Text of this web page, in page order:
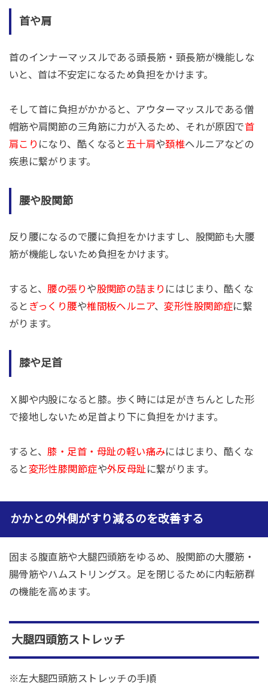
首や肩
首のインナーマッスルである頭長筋・頸長筋が機能しな
いと、首は不安定になるため負担をかけます。
そして首に負担がかかると、アウターマッスルである僧
帽筋や肩関節の三角筋に力が入るため、それが原因で首
肩こり になり、酷くなると 五十肩や頚椎ヘルニアなどの
疾患に繋がります。
腰や股関節
反り腰になるので腰に負担をかけますし、股関節も大腰
筋が機能しないため負担をかけます。
すると、 腰の張り や股関節の詰まり にはじまり、酷くな
ると ぎっくり腰や椎間板ヘルニア、変形性股関節症に繋
がります。
膝や足首
Ｘ脚や内股になると膝。歩く時には足がきちんとした形
で接地しないため足首より下に負担をかけます。
すると、 膝・足首・母趾の軽い痛みにはじまり、酷くな
ると 変形性膝関節症や外反母趾 に繋がります。
かかとの外側がすり減るのを改善する
固まる腹直筋や大腿四頭筋をゆるめ、股関節の大腰筋・
腸骨筋やハムストリングス。足を閉じるために内転筋群
の機能を高めます。
大腿四頭筋ストレッチ
※左大腿四頭筋ストレッチの手順